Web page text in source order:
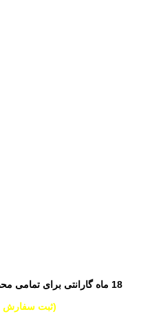
18 ماه گارانتی برای تمامی محصولات و 10 سال خدمات پس از فروش
(ثبت سفارش